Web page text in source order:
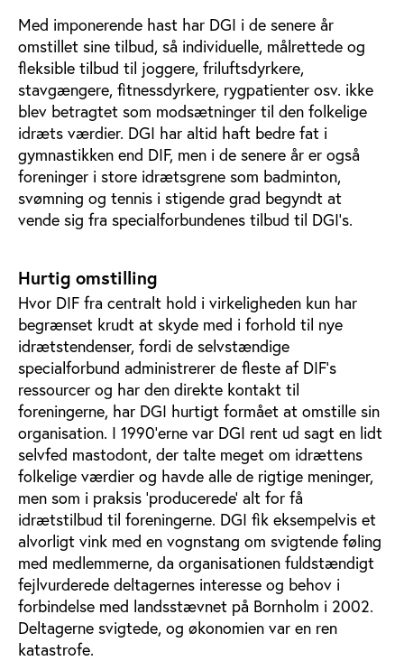
Med imponerende hast har DGI i de senere år
omstillet sine tilbud, så individuelle, målrettede og
fleksible tilbud til joggere, friluftsdyrkere,
stavgængere, fitnessdyrkere, rygpatienter osv. ikke
blev betragtet som modsætninger til den folkelige
idræts værdier. DGI har altid haft bedre fat i
gymnastikken end DIF, men i de senere år er også
foreninger i store idrætsgrene som badminton,
svømning og tennis i stigende grad begyndt at
vende sig fra specialforbundenes tilbud til DGI’s.
Hurtig omstilling
Hvor DIF fra centralt hold i virkeligheden kun har
begrænset krudt at skyde med i forhold til nye
idrætstendenser, fordi de selvstændige
specialforbund administrerer de fleste af DIF’s
ressourcer og har den direkte kontakt til
foreningerne, har DGI hurtigt formået at omstille sin
organisation. I 1990’erne var DGI rent ud sagt en lidt
selvfed mastodont, der talte meget om idrættens
folkelige værdier og havde alle de rigtige meninger,
men som i praksis ’producerede’ alt for få
idrætstilbud til foreningerne. DGI fik eksempelvis et
alvorligt vink med en vognstang om svigtende føling
med medlemmerne, da organisationen fuldstændigt
fejlvurderede deltagernes interesse og behov i
forbindelse med landsstævnet på Bornholm i 2002.
Deltagerne svigtede, og økonomien var en ren
katastrofe.